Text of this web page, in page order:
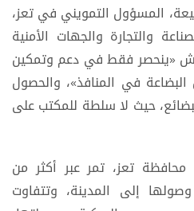
المسؤول التمويني في تعز،
والتجارة والجهات الأمنية
«ينحصر فقط في دعم وتمكين
في المنافذ»، والحصول
حيث لا سلطة للمكتب على
محافظة تعز، تمر عبر أكثر من
إلى المدينة، وتتفاوت